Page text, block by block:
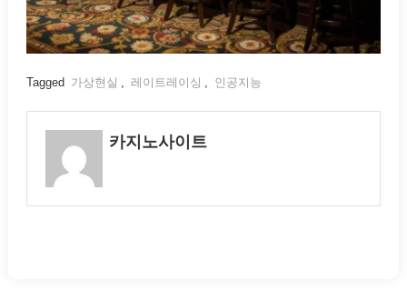
Tagged 가상현실 , 레이트레이싱 , 인공지능
카지노사이트